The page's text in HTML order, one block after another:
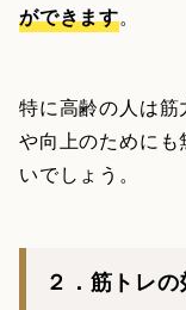
ができます。
特に高齢の人は
や向上のためにも
いでしょう。
２．筋トレ